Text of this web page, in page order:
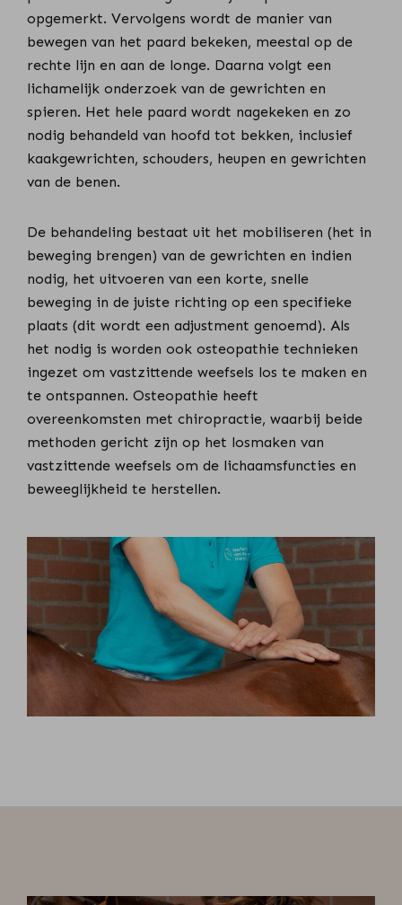
opgemerkt. Vervolgens wordt de manier van
bewegen van het paard bekeken, meestal op de
rechte lijn en aan de longe. Daarna volgt een
lichamelijk onderzoek van de gewrichten en
spieren. Het hele paard wordt nagekeken en zo
nodig behandeld van hoofd tot bekken, inclusief
kaakgewrichten, schouders, heupen en gewrichten
van de benen.
De behandeling bestaat uit het mobiliseren (het in
beweging brengen) van de gewrichten en indien
nodig, het uitvoeren van een korte, snelle
beweging in de juiste richting op een specifieke
plaats (dit wordt een adjustment genoemd). Als
het nodig is worden ook osteopathie technieken
ingezet om vastzittende weefsels los te maken en
te ontspannen. Osteopathie heeft
overeenkomsten met chiropractie, waarbij beide
methoden gericht zijn op het losmaken van
vastzittende weefsels om de lichaamsfuncties en
beweeglijkheid te herstellen.